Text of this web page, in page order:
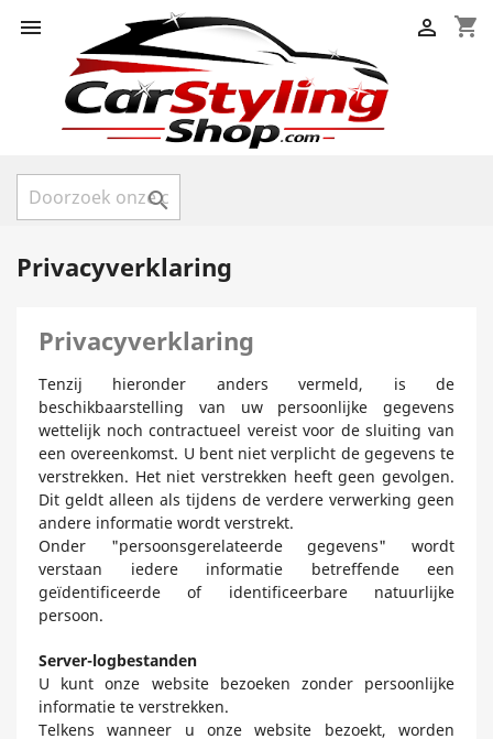
 shopping_cart


Privacyverklaring
Privacyverklaring
Tenzij hieronder anders vermeld, is de
beschikbaarstelling van uw persoonlijke gegevens
wettelijk noch contractueel vereist voor de sluiting van
een overeenkomst. U bent niet verplicht de gegevens te
verstrekken. Het niet verstrekken heeft geen gevolgen.
Dit geldt alleen als tijdens de verdere verwerking geen
andere informatie wordt verstrekt.
Onder "persoonsgerelateerde gegevens" wordt
verstaan iedere informatie betreffende een
geïdentificeerde of identificeerbare natuurlijke
persoon.
Server-logbestanden
U kunt onze website bezoeken zonder persoonlijke
informatie te verstrekken.
Telkens wanneer u onze website bezoekt, worden